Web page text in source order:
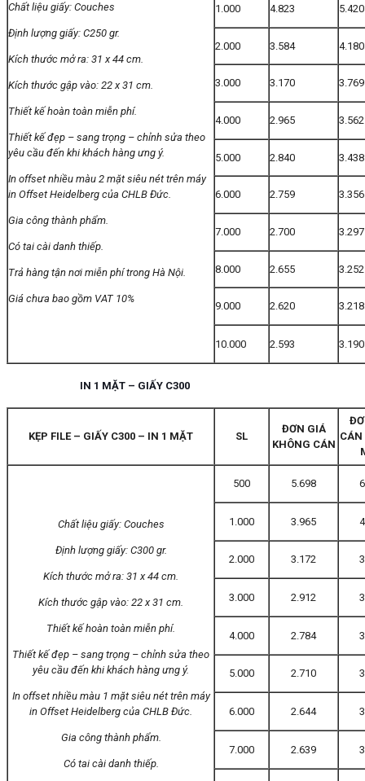
Chất liệu giấy: Couches
Định lượng giấy: C250 gr.
Kích thước mở ra: 31 x 44 cm.
Kích thước gập vào: 22 x 31 cm.
Thiết kế hoàn toàn miễn phí.
Thiết kế đẹp – sang trọng – chỉnh sửa theo
yêu cầu đến khi khách hàng ưng ý.
In offset nhiều màu 2 mặt siêu nét trên máy
in Offset Heidelberg của CHLB Đức.
Gia công thành phẩm.
Có tai cài danh thiếp.
Trả hàng tận nơi miễn phí trong Hà Nội.
Giá chưa bao gồm VAT 10%
1.000 4.823 5.420
2.000 3.584 4.180
3.000 3.170 3.769
4.000 2.965 3.562
5.000 2.840 3.438
6.000 2.759 3.356
7.000 2.700 3.297
8.000 2.655 3.252
9.000 2.620 3.218
10.000 2.593 3.190
IN 1 MẶT – GIẤY C300
KẸP FILE – GIẤY C300 – IN 1 MẶT SL
ĐƠN GIÁ
KHÔNG CÁN
CÁN
Chất liệu giấy: Couches
Định lượng giấy: C300 gr.
Kích thước mở ra: 31 x 44 cm.
Kích thước gập vào: 22 x 31 cm.
Thiết kế hoàn toàn miễn phí.
Thiết kế đẹp – sang trọng – chỉnh sửa theo
yêu cầu đến khi khách hàng ưng ý.
In offset nhiều màu 1 mặt siêu nét trên máy
in Offset Heidelberg của CHLB Đức.
Gia công thành phẩm.
Có tai cài danh thiếp.
500 5.698
1.000 3.965
2.000 3.172
3.000 2.912
4.000 2.784
5.000 2.710
6.000 2.644
7.000 2.639